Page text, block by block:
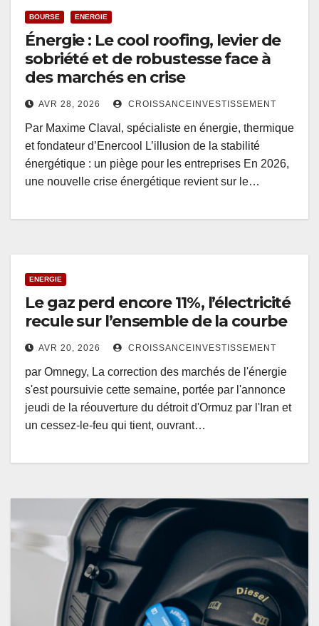
BOURSE ENERGIE
Énergie : Le cool roofing, levier de
sobriété et de robustesse face à
des marchés en crise
AVR 28, 2026 CROISSANCEINVESTISSEMENT
Par Maxime Claval, spécialiste en énergie, thermique
et fondateur d’Enercool L’illusion de la stabilité
énergétique : un piège pour les entreprises En 2026,
une nouvelle crise énergétique revient sur le…
ENERGIE
Le gaz perd encore 11%, l’électricité
recule sur l’ensemble de la courbe
AVR 20, 2026 CROISSANCEINVESTISSEMENT
par Omnegy, La correction des marchés de l'énergie
s'est poursuivie cette semaine, portée par l'annonce
jeudi de la réouverture du détroit d'Ormuz par l'Iran et
un cessez-le-feu qui tient, ouvrant…